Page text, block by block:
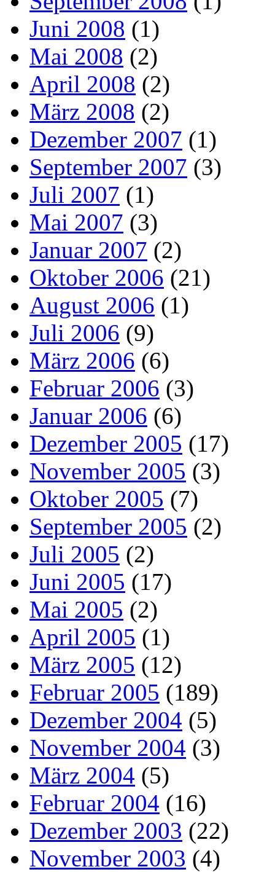
Juni 2008 (1)
Mai 2008 (2)
April 2008 (2)
März 2008 (2)
Dezember 2007 (1)
September 2007 (3)
Juli 2007 (1)
Mai 2007 (3)
Januar 2007 (2)
Oktober 2006 (21)
August 2006 (1)
Juli 2006 (9)
März 2006 (6)
Februar 2006 (3)
Januar 2006 (6)
Dezember 2005 (17)
November 2005 (3)
Oktober 2005 (7)
September 2005 (2)
Juli 2005 (2)
Juni 2005 (17)
Mai 2005 (2)
April 2005 (1)
März 2005 (12)
Februar 2005 (189)
Dezember 2004 (5)
November 2004 (3)
März 2004 (5)
Februar 2004 (16)
Dezember 2003 (22)
November 2003 (4)